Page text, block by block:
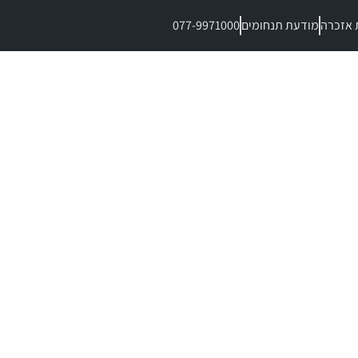
אזכרהמודעת תנחומים077-9971000